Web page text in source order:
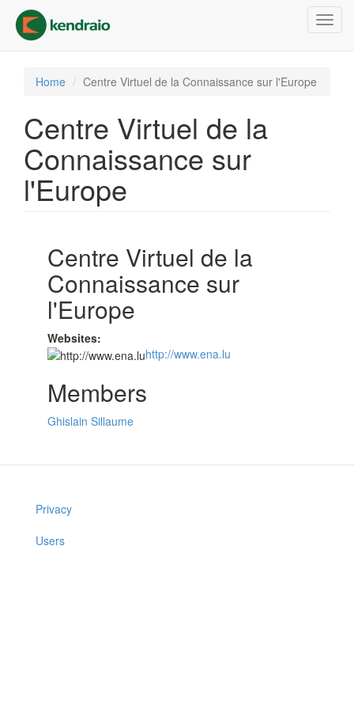
main
content
Home Centre Virtuel de la Connaissance sur l'Europe
Centre Virtuel de la
Connaissance sur
l'Europe
Centre Virtuel de la
Connaissance sur
l'Europe
Websites:
http://www.ena.lu
Members
Ghislain Sillaume
Privacy
Users